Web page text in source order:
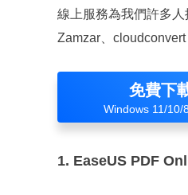
線上服務為我們許多
Zamzar、cloudconvert
免費下
Windows 11/10/
1. EaseUS PDF